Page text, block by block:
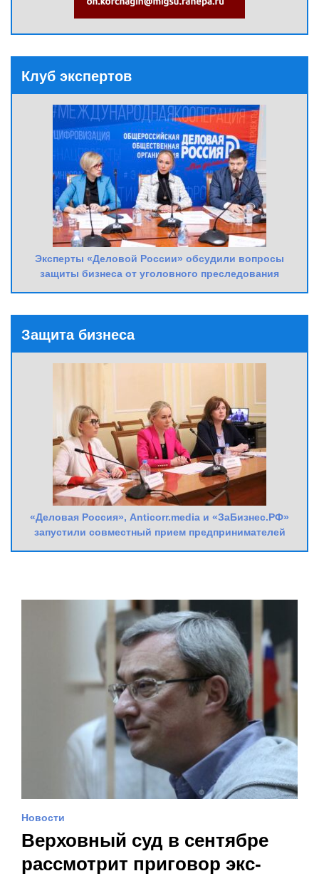
Клуб экспертов
Эксперты «Деловой России» обсудили вопросы
защиты бизнеса от уголовного преследования
Защита бизнеса
«Деловая Россия», Anticorr.media и «ЗаБизнес.РФ»
запустили совместный прием предпринимателей
Новости
Верховный суд в сентябре
рассмотрит приговор экс-